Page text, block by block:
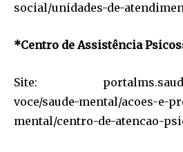
social/unidades-de-
*Centro de Assistência
Site:
voce/saude-mental/acoes-e-
mental/centro-de-atencao-